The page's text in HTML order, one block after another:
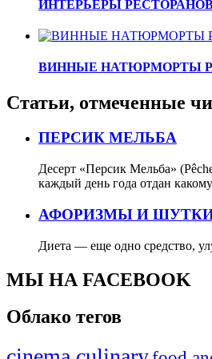
ИНТЕРЬЕРЫ
ВИННЫЕ НАТЮРМОРТЫ
Статьи, отмеченные
ПЕРСИК МЕЛЬБА
Десерт «Персик Мельба»
каждый день года отдан
АФОРИЗМЫ И
Диета — еще одно средство,
МЫ НА FACEBOOK
Облако тегов